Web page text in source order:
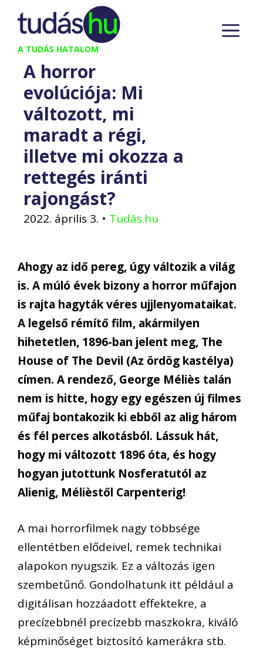
Kilépés
tartalomba
A TUDÁS HATALOM
A horror
evolúciója: Mi
változott, mi
maradt a régi,
illetve mi okozza a
rettegés iránti
rajongást?
2022. április 3. • Tudás.hu
Ahogy az idő pereg, úgy változik a világ
is. A múló évek bizony a horror műfajon
is rajta hagyták véres ujjlenyomataikat.
A legelső rémítő film, akármilyen
hihetetlen, 1896-ban jelent meg, The
House of The Devil (Az ördög kastélya)
címen. A rendező, George Méliès talán
nem is hitte, hogy egy egészen új filmes
műfaj bontakozik ki ebből az alig három
és fél perces alkotásból. Lássuk hát,
hogy mi változott 1896 óta, és hogy
hogyan jutottunk Nosferatutól az
Alienig, Mélièstől Carpenterig!
A mai horrorfilmek nagy többsége
ellentétben elődeivel, remek technikai
alapokon nyugszik. Ez a változás igen
szembetűnő. Gondolhatunk itt például a
digitálisan hozzáadott effektekre, a
precízebbnél precízebb maszkokra, kiváló
képminőséget biztosító kamerákra stb.